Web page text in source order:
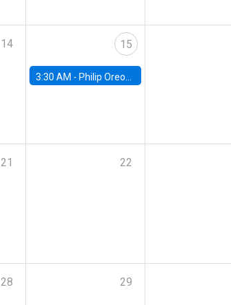
14 15
3:30 AM - Philip Oreopolous, University of Toronto
21 22
28 29